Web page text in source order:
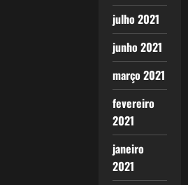
julho 2021
junho 2021
março 2021
fevereiro
2021
janeiro
2021